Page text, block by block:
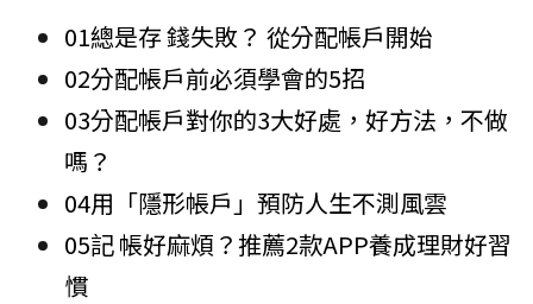
01總是存 錢失敗？ 從分配帳戶開始
02分配帳戶前必須學會的5招
03分配帳戶對你的3大好處，好方法，不做
嗎？
04用「隱形帳戶」預防人生不測風雲
05記 帳好麻煩？推薦2款APP養成理財好習
慣